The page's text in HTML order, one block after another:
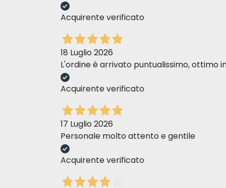
Acquirente verificato
18 Luglio 2026
L'ordine è arrivato puntualissimo, ottimo
Acquirente verificato
17 Luglio 2026
Personale molto attento e gentile
Acquirente verificato